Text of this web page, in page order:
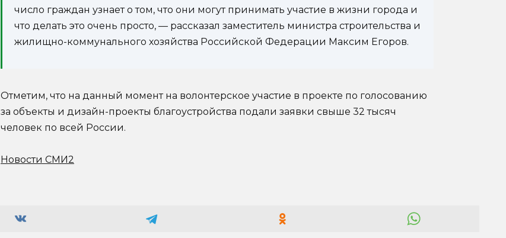
число граждан узнает о том, что они могут принимать участие в жизни города и
что делать это очень просто, — рассказал заместитель министра строительства и
жилищно-коммунального хозяйства Российской Федерации Максим Егоров.
Отметим, что на данный момент на волонтерское участие в проекте по голосованию
за объекты и дизайн-проекты благоустройства подали заявки свыше 32 тысяч
человек по всей России.
Новости СМИ2